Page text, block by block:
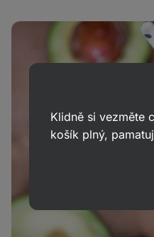
Smoothie,
Klidně si vezměte
košík plný,